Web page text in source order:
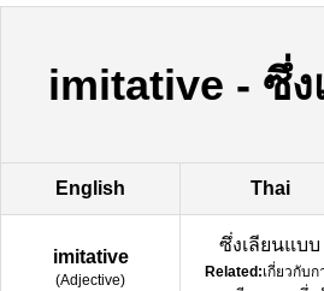
imitative - ซึ่
English Thai
imitative
(Adjective)
ซึ่งเลียนแบบ
Related:เกี่ยวกับก